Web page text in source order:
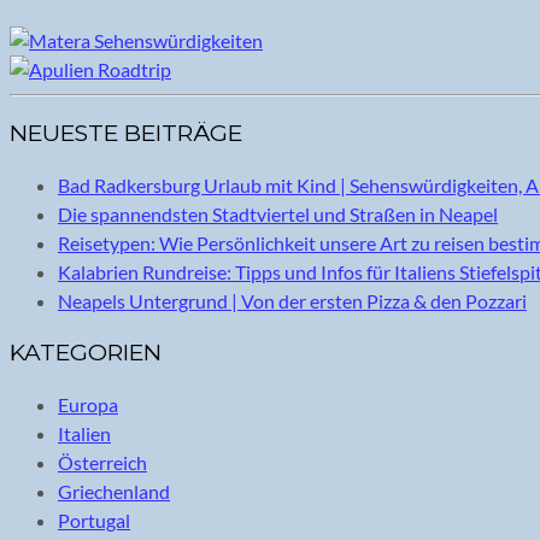
NEUESTE BEITRÄGE
Bad Radkersburg Urlaub mit Kind | Sehenswürdigkeiten,
Die spannendsten Stadtviertel und Straßen in Neapel
Reisetypen: Wie Persönlichkeit unsere Art zu reisen
Kalabrien Rundreise: Tipps und Infos für Italiens
Neapels Untergrund | Von der ersten Pizza & den Pozzari
KATEGORIEN
Europa
Italien
Österreich
Griechenland
Portugal